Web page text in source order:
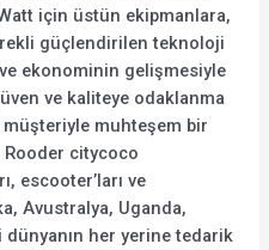
için üstün ekipmanlara,
güçlendirilen teknoloji
ekonominin gelişmesiyle
ve kaliteye odaklanma
muhteşem bir
Rooder citycoco
escooter’ları ve
Avustralya, Uganda,
her yerine tedarik